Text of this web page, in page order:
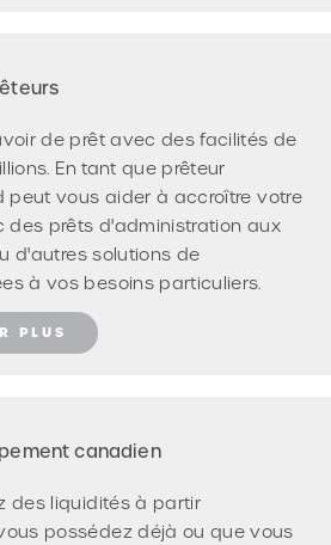
de prêt avec des facilités de
En tant que prêteur
peut vous aider à accroître votre
des prêts d'administration aux
d'autres solutions de
à vos besoins particuliers.
PLUS
canadien
des liquidités à partir
possédez déjà ou que vous